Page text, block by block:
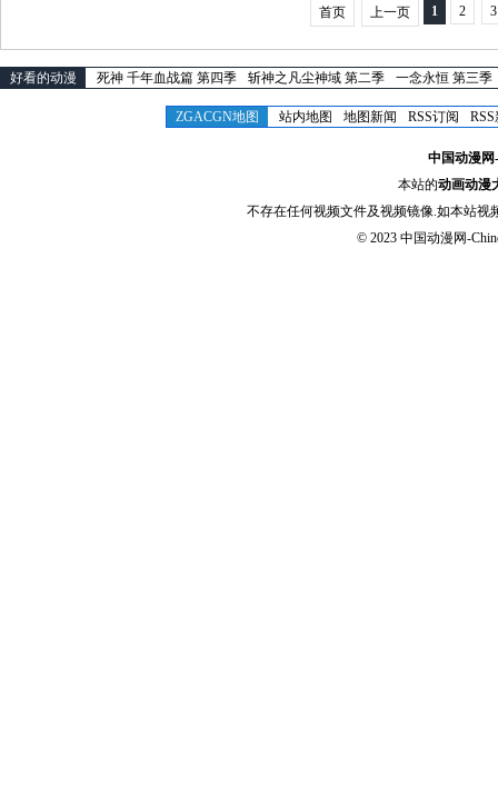
首页 上一页 1 2 3
好看的动漫 死神 千年血战篇 第四季 斩神之凡尘神域 第二季 一念永恒 第三季
ZGACGN地图 站内地图 地图新闻 RSS订阅
中国动漫网
本站的动画动漫
不存在任何视频文件及视频镜像.如本站视
© 2023 中国动漫网-